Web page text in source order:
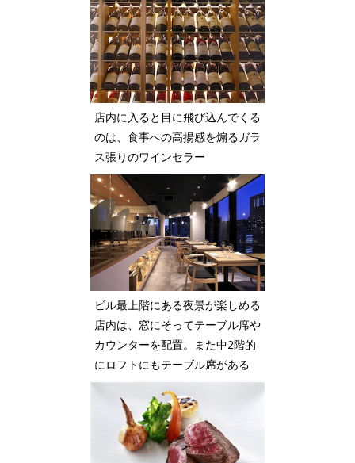
店内に入ると目に飛び込んでくる
のは、食事への高揚感を煽るガラ
ス張りのワインセラー
ビル最上階にある夜景が楽しめる
店内は、窓にそってテーブル席や
カウンターを配置。また中2階的
にロフトにもテーブル席がある